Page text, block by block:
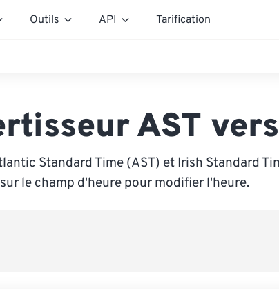
Outils API Tarification
AST
Standard Time (AST) et Irish Standard
sur le champ d'heure pour modifier l'heure.